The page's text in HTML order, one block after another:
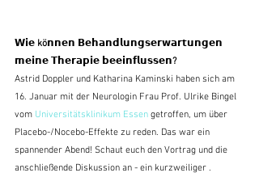
𝗪𝗶𝗲 kö𝗻𝗻𝗲𝗻 𝗕𝗲𝗵𝗮𝗻𝗱𝗹𝘂𝗻𝗴𝘀𝗲𝗿𝘄𝗮𝗿𝘁𝘂𝗻𝗴𝗲𝗻
𝗺𝗲𝗶𝗻𝗲 𝗧𝗵𝗲𝗿𝗮𝗽𝗶𝗲 𝗯𝗲𝗲𝗶𝗻𝗳𝗹𝘂𝘀𝘀𝗲𝗻?
Astrid Doppler und Katharina Kaminski haben sich am
16. Januar mit der Neurologin Frau Prof. Ulrike Bingel
vom Universitätsklinikum Essen getroffen, um über
Placebo-/Nocebo-Effekte zu reden. Das war ein
spannender Abend! Schaut euch den Vortrag und die
anschließende Diskussion an - ein kurzweiliger .